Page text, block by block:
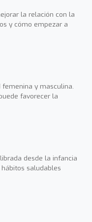
la relación con la
y cómo empezar a
y masculina.
favorecer la
desde la infancia
saludables